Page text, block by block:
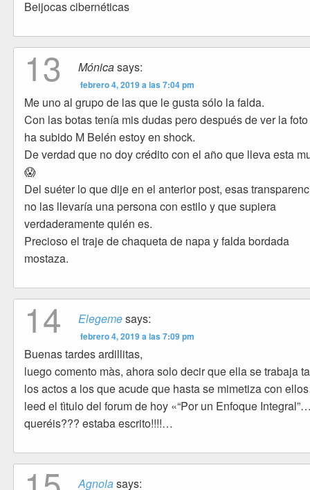
Beijocas cibernéticas
13 Mónicasays:
febrero 4, 2019 a las 7:04 pm
Me uno al grupo de las que le gusta sólo la falda.
Con las botas tenía mis dudas pero después de ver la
ha subido M Belén estoy en shock.
De verdad que no doy crédito con el año que lleva esta
😱
Del suéter lo que dije en el anterior post, esas
no las llevaría una persona con estilo y que supiera
verdaderamente quién es.
Precioso el traje de chaqueta de napa y falda bordada
mostaza.
14 Elegemesays:
febrero 4, 2019 a las 7:09 pm
Buenas tardes ardillitas,
luego comento màs, ahora solo decir que ella se trabaja
los actos a los que acude que hasta se mimetiza con
leed el tìtulo del forum de hoy «“Por un Enfoque
queréis??? estaba escrito!!!!…
Agnolasays: